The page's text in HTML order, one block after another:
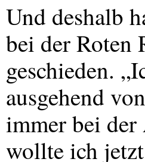
Und deshalb
bei der Roten
geschieden.
ausgehend
immer bei der
wollte ich